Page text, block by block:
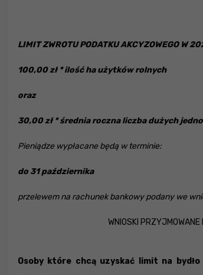
LIMIT ZWROTU PODATKU AKCYZOWEGO W
100,00 zł * ilość ha użytków rolnych
oraz
30,00 zł * średnia roczna liczba dużych
Pieniądze wypłacane będą w terminie:
do 31 października
przelewem na rachunek bankowy podany we
WNIOSKI
Osoby które chcą uzyskać limit na